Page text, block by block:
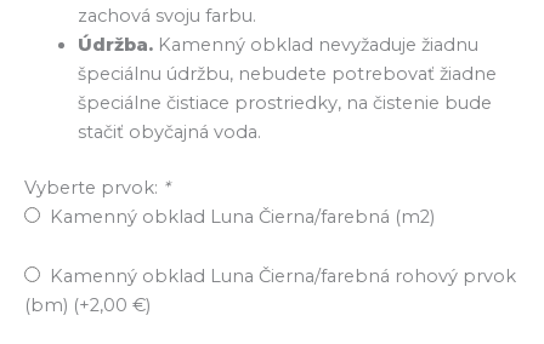
zachová svoju farbu.
Údržba.Kamenný obklad nevyžaduje žiadnu
špeciálnu údržbu, nebudete potrebovať žiadne
špeciálne čistiace prostriedky, na čistenie bude
stačiť obyčajná voda.
Vyberte prvok: *
Kamenný obklad Luna Čierna/farebná (m2)
Kamenný obklad Luna Čierna/farebná rohový prvok
(bm) (+2,00 €)